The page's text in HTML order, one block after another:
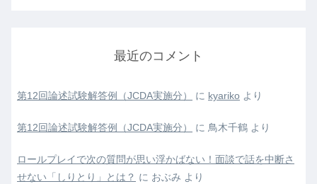
最近のコメント
第12回論述試験解答例（JCDA実施分） に kyariko より
第12回論述試験解答例（JCDA実施分） に 鳥木千鶴 より
ロールプレイで次の質問が思い浮かばない！面談で話を中断さ
せない「しりとり」とは？ に おぶみ より